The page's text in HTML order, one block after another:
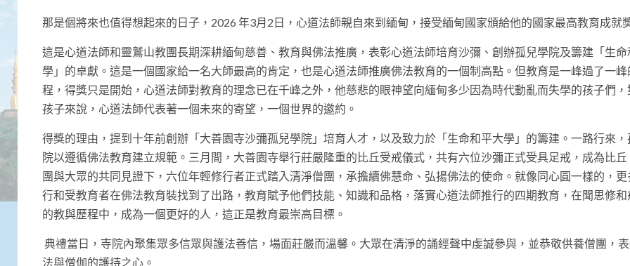
那是個將來也值得想起來的日子，2026 年3月2日，心道法師親自來到緬甸，接受緬甸國家頒給他的國家最高教育成就
這是心道法師和靈鷲山教團長期深耕緬甸慈善、教育與佛法推廣，表彰心道法師培育沙彌、創辦孤兒學院及籌建「生命
學」的卓獻。這是一個國家給一名大師最高的肯定，也是心道法師推廣佛法教育的一個制高點。但教育是一峰過了一峰
程，得獎只是開始，心道法師對教育的理念已在千峰之外，他慈悲的眼神望向緬甸多少因為時代動亂而失學的孩子們，
孩子來說，心道法師代表著一個未來的寄望，一個世界的邀約。
得獎的理由，提到十年前創辦「大善園寺沙彌孤兒學院」培育人才，以及致力於「生命和平大學」的籌建。一路行來，
院以遵循佛法教育建立規範。三月間，大善園寺舉行莊嚴隆重的比丘受戒儀式，共有六位沙彌正式受具足戒，成為比
團與大眾的共同見證下，六位年輕修行者正式踏入清淨僧團，承擔續佛慧命、弘揚佛法的使命。就像同心圓一樣的，
行和受教育者在佛法教育裝找到了出路，教育賦予他們技能、知識和品格，落實心道法師推行的四期教育，在聞思修和
的教與歷程中，成為一個更好的人，這正是教育最崇高目標。
典禮當日，寺院內聚集眾多信眾與護法善信，場面莊嚴而溫馨。大眾在清淨的誦經聲中虔誠參與，並恭敬供養僧團，
法與僧伽的護持之心。